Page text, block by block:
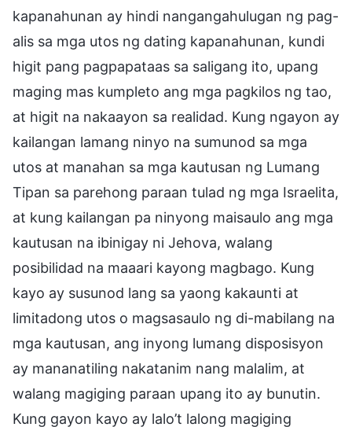
kapanahunan ay hindi nangangahulugan ng pag-
alis sa mga utos ng dating kapanahunan, kundi
higit pang pagpapataas sa saligang ito, upang
maging mas kumpleto ang mga pagkilos ng tao,
at higit na nakaayon sa realidad. Kung ngayon ay
kailangan lamang ninyo na sumunod sa mga
utos at manahan sa mga kautusan ng Lumang
Tipan sa parehong paraan tulad ng mga Israelita,
at kung kailangan pa ninyong maisaulo ang mga
kautusan na ibinigay ni Jehova, walang
posibilidad na maaari kayong magbago. Kung
kayo ay susunod lang sa yaong kakaunti at
limitadong utos o magsasaulo ng di-mabilang na
mga kautusan, ang inyong lumang disposisyon
ay mananatiling nakatanim nang malalim, at
walang magiging paraan upang ito ay bunutin.
Kung gayon kayo ay lalo’t lalong magiging